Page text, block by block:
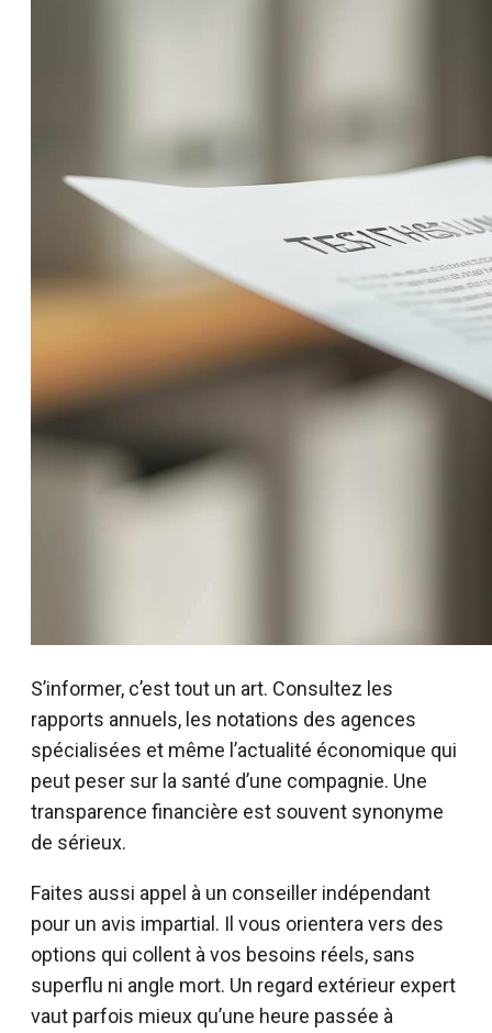
S’informer, c’est tout un art. Consultez les
rapports annuels, les notations des agences
spécialisées et même l’actualité économique qui
peut peser sur la santé d’une compagnie. Une
transparence financière est souvent synonyme
de sérieux.
Faites aussi appel à un conseiller indépendant
pour un avis impartial. Il vous orientera vers des
options qui collent à vos besoins réels, sans
superflu ni angle mort. Un regard extérieur expert
vaut parfois mieux qu’une heure passée à